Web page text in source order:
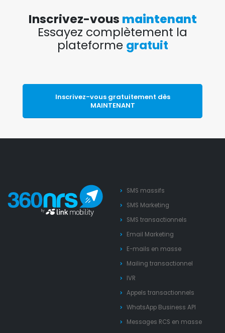
Inscrivez-vous maintenant
Essayez complètement la
plateforme gratuit
Inscrivez-vous gratuitement dès
MAINTENANT
SMS massifs
SMS Marketing
SMS transactionnels
Email Marketing
E-mails en masse
Mailing transactionnel
IVR
Appels transactionnels
WhatsApp Business API
Messages RCS en masse